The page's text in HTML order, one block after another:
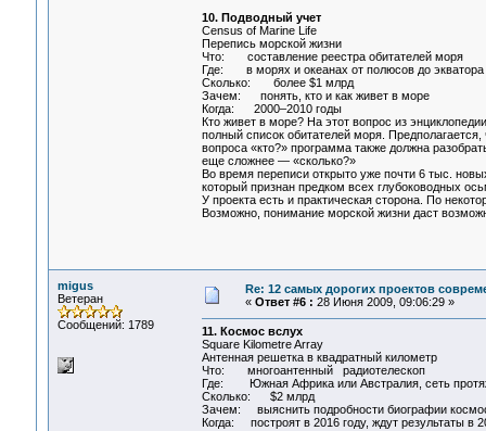
10. Подводный учет
Census of Marine Life
Перепись морской жизни
Что: составление реестра обитателей моря
Где: в морях и океанах от полюсов до экватора
Сколько: более $1 млрд
Зачем: понять, кто и как живет в море
Когда: 2000–2010 годы
Кто живет в море? На этот вопрос из
полный список обитателей моря.
вопроса «кто?» программа также должна
еще сложнее — «сколько?»
Во время переписи открыто уже почти 6 тыс.
который признан предком всех глубоководных
У проекта есть и практическая сторона. По
Возможно, понимание морской жизни даст
migus
Ветеран
Сообщений: 1789
Re: 12 самых дорогих проектов
« Ответ #6 : 28 Июня 2009, 09:06:29 »
11. Космос вслух
Square Kilometre Array
Антенная решетка в квадратный километр
Что: многоантенный радиотелескоп
Где: Южная Африка или Австралия, сеть
Сколько: $2 млрд
Зачем: выяснить подробности биографии
Когда: построят в 2016 году, ждут результаты в